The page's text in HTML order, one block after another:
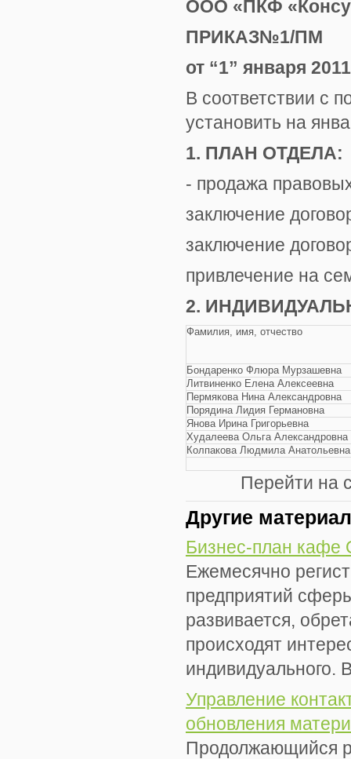
ООО «ПКФ
ПРИКАЗ№1/ПМ
от “1” января 2011
В соответствии с
установить на
1. ПЛАН ОТДЕЛА:
- продажа
заключение
заключение
привлечение на
2.
Фамилия, имя, отчество
Бондаренко Флюра Мурзашевна
Литвиненко Елена Алексеевна
Пермякова Нина Александровна
Порядина Лидия Германовна
Янова Ирина Григорьевна
Худалеева Ольга Александровна
Колпакова Людмила Анатольевна
Перейти на
Другие
Бизнес-план
Ежемесячно
предприятий
развивается,
происходят
индивидуального.
Управление
обновления
Продолжающийся